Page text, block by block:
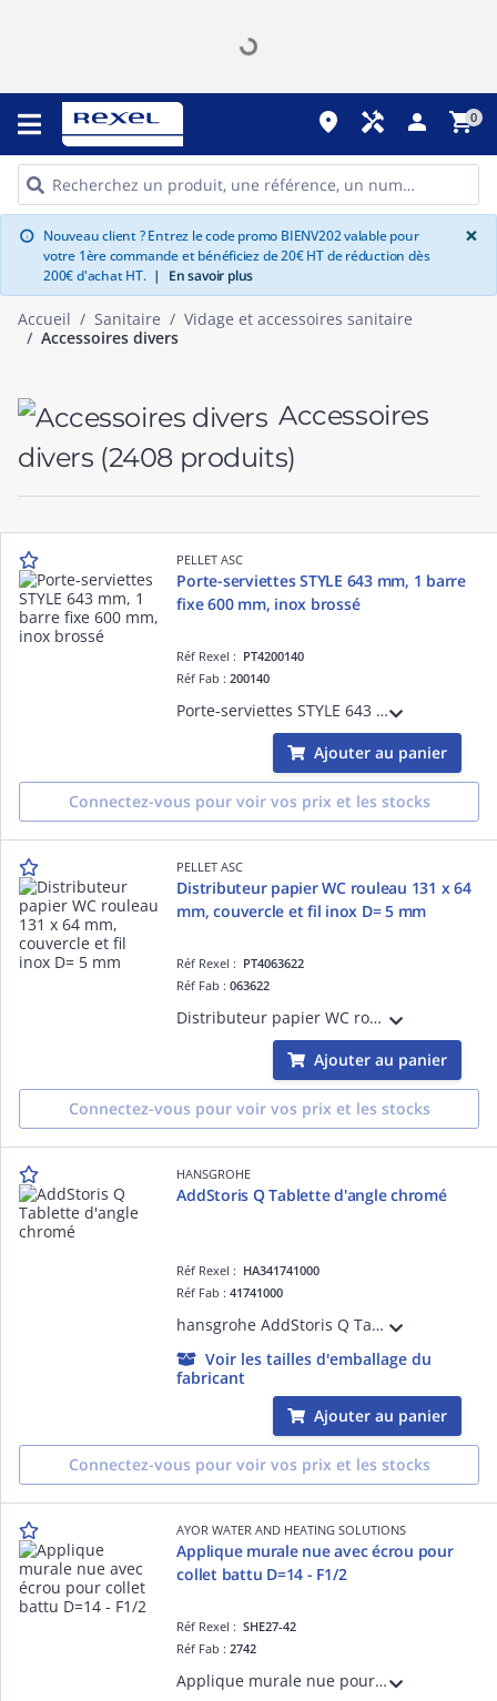
place handyman person shopping_cart0
info Nouveau client ? Entrez le code promo BIENV202 valable pour
votre 1ère commande et bénéficiez de 20€ HT de réduction dès
200€ d'achat HT. | En savoir plus
×
Accueil Sanitaire
Vidage et accessoires sanitaire
Accessoires divers
Accessoires
divers (2408 produits)
PELLET ASC
Porte-serviettes STYLE 643 mm, 1 barre
fixe 600 mm, inox brossé
Réf Rexel : PT4200140
Réf Fab :200140
Porte-serviettes STYLE 643 mm, 1 barre fixe 600 mm, inox brossé, fixations invisibles, vis de fixations fournies.
Ajouter au panier
Connectez-vous pour voir vos prix et les stocks
PELLET ASC
Distributeur papier WC rouleau 131 x 64
mm, couvercle et fil inox D= 5 mm
Réf Rexel : PT4063622
Réf Fab :063622
Distributeur papier WC rouleau avec couvercle, 131 x 64 mm, couvercle et fil inox poli brillant D= 5 mm, visserie non fournie.
Ajouter au panier
Connectez-vous pour voir vos prix et les stocks
HANSGROHE
AddStoris Q Tablette d'angle chromé
Réf Rexel : HA341741000
Réf Fab :41741000
hansgrohe AddStoris Q Tablette d'angle, Chromé
Voir les tailles d'emballage du
fabricant
Ajouter au panier
Connectez-vous pour voir vos prix et les stocks
AYOR WATER AND HEATING SOLUTIONS
Applique murale nue avec écrou pour
collet battu D=14 - F1/2
Réf Rexel :SHE27-42
Réf Fab :2742
Applique murale nue pour robinet de machine à laver - Ecrou pour collet battu pour tube cuivre D=14mm - F1/2' - Laiton chromé - ACS